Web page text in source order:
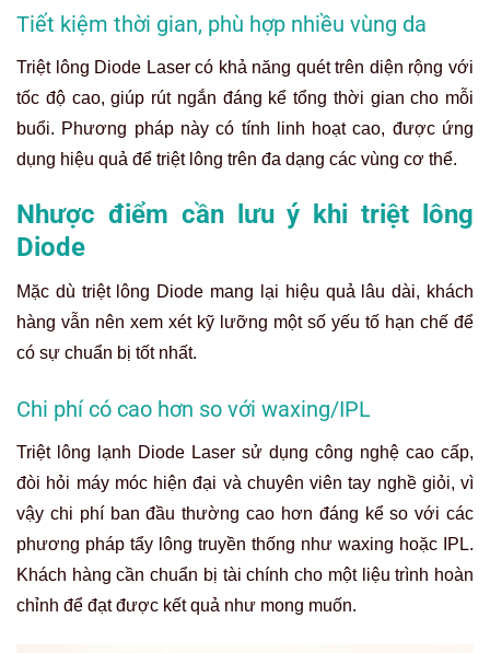
Tiết kiệm thời gian, phù hợp nhiều vùng da
Triệt lông Diode Laser có khả năng quét trên diện rộng với
tốc độ cao, giúp rút ngắn đáng kể tổng thời gian cho mỗi
buổi. Phương pháp này có tính linh hoạt cao, được ứng
dụng hiệu quả để triệt lông trên đa dạng các vùng cơ thể.
Nhược điểm cần lưu ý khi triệt lông
Diode
Mặc dù triệt lông Diode mang lại hiệu quả lâu dài, khách
hàng vẫn nên xem xét kỹ lưỡng một số yếu tố hạn chế để
có sự chuẩn bị tốt nhất.
Chi phí có cao hơn so với waxing/IPL
Triệt lông lạnh Diode Laser sử dụng công nghệ cao cấp,
đòi hỏi máy móc hiện đại và chuyên viên tay nghề giỏi, vì
vậy chi phí ban đầu thường cao hơn đáng kể so với các
phương pháp tẩy lông truyền thống như waxing hoặc IPL.
Khách hàng cần chuẩn bị tài chính cho một liệu trình hoàn
chỉnh để đạt được kết quả như mong muốn.